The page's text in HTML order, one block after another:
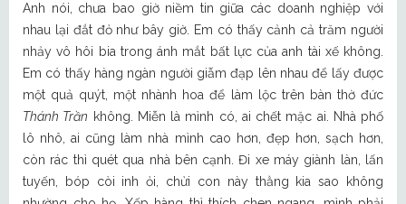
Anh nói, chưa bao giờ niềm tin giữa các doanh nghiệp với
nhau lại đắt đỏ như bây giờ. Em có thấy cảnh cả trăm người
nhảy vô hôi bia trong ánh mắt bất lực của anh tài xế không.
Em có thấy hàng ngàn người giẫm đạp lên nhau để lấy được
một quả quýt, một nhành hoa để làm lộc trên bàn thờ đức
Thánh Trần không. Miễn là mình có, ai chết mặc ai. Nhà phố
lô nhô, ai cũng làm nhà mình cao hơn, đẹp hơn, sạch hơn,
còn rác thì quét qua nhà bên cạnh. Đi xe máy giành làn, lấn
tuyến, bóp còi inh ỏi, chửi con này thằng kia sao không